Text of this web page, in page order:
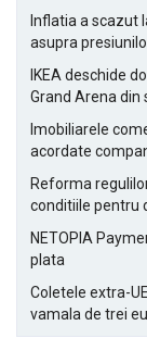
Inflatia a scazut
asupra
IKEA deschide
Grand Arena din
Imobiliarele
acordate
Reforma
conditiile pentru
NETOPIA
plata
Coletele extra-
vamala de trei